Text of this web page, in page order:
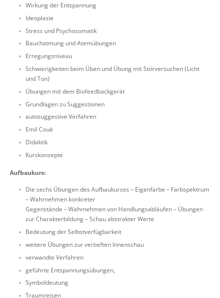
Wirkung der Entspannung
Ideoplasie
Stress und Psychosomatik
Bauchatmung und Atemübungen
Erregungsniveau
Schwierigkeiten beim Üben und Übung mit Störversuchen (Licht
und Ton)
Übungen mit dem Biofeedbackgerät
Grundlagen zu Suggestionen
autosuggestive Verfahren
Emil Couè
Didaktik
Kurskonzepte
Aufbaukurs:
Die sechs Übungen des Aufbaukurses – Eigenfarbe – Farbspektrum
– Wahrnehmen konkreter
Gegenstände – Wahrnehmen von Handlungsabläufen – Übungen
zur Charakterbildung – Schau abstrakter Werte
Bedeutung der Selbstverfügbarkeit
weitere Übungen zur vertieften Innenschau
verwandte Verfahren
geführte Entspannungsübungen,
Symboldeutung
Traumreisen